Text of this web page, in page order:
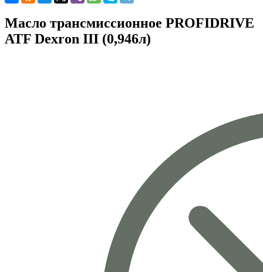
Масло трансмиссионное PROFIDRIVE
ATF Dexron III (0,946л)